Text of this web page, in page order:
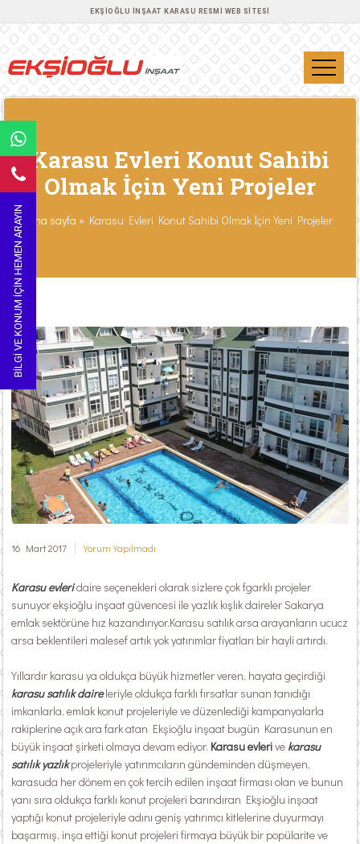
EKŞIOĞLU İNŞAAT KARASU RESMI WEB SITESI
BILGI VE KONUM IÇIN HEMEN ARAYIN
Karasu Evleri Konut Sahibi
Olmak İçin Yeni Projeler
Ana sayfa » Karasu Evleri Konut Sahibi Olmak İçin Yeni Projeler
16 Mart 2017 Yorum Yapılmadı
Karasu evleridaire seçenekleri olarak sizlere çok fgarklı projeler
sunuyor ekşioğlu inşaat güvencesi ile yazlık kışlık daireler Sakarya
emlak sektörüne hız kazandırıyor.Karasu satılık arsa arayanların ucucz
arsa beklentileri malesef artık yok yatırımlar fiyatları bir hayli artırdı.
Yıllardır karasu ya oldukça büyük hizmetler veren, hayata geçirdiği
karasu satılık daireleriyle oldukça farklı fırsatlar sunan tanıdığı
imkanlarla, emlak konut projeleriyle ve düzenlediği kampanyalarla
rakiplerine açık ara fark atan Ekşioğlu inşaat bugün Karasunun en
büyük inşaat şirketi olmaya devam ediyor. Karasu evlerive karasu
satılık yazlıkprojeleriyle yatırımcıların gündeminden düşmeyen,
karasuda her dönem en çok tercih edilen inşaat firması olan ve bunun
yanı sıra oldukça farklı konut projeleri barındıran Ekşioğlu inşaat
yaptığı konut projeleriyle adını geniş yatırımcı kitlelerine duyurmayı
başarmış, inşa ettiği konut projeleri firmaya büyük bir popülarite ve